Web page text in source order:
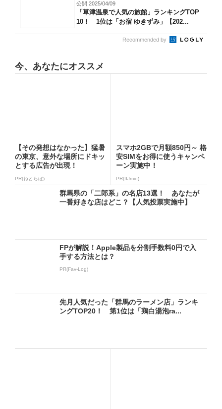
公開 2025/04/09
「草津温泉で人気の旅館」ランキングTOP
10！ 1位は「お宿 ゆきずみ」【202...
Recommended by
今、あなたにオススメ
【その発想はなかった】猛暑
の東京、意外な場所にドキッ
とする広告が出現！
PR(ねとらぼ)
スマホ2GBで月額850円～ 格
安SIMをお得に使うキャンペ
ーン実施中！
PR(IIJmio)
群馬県の「二郎系」の名店13選！ あなたが
一番好きな店はどこ？【人気投票実施中】
FPが解説！Apple製品を分割手数料0円で入
手する方法とは？
PR(Fav-Log)
先月人気だった「群馬のラーメン店」ランキ
ングTOP20！ 第1位は「鶏白湯泡ra...